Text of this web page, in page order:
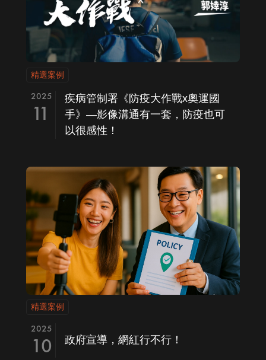
2025
11
疾病管制署《防疫大作戰x奧運國
手》—影像溝通有一套，防疫也可
以很感性！
精選案例
2025
10 政府宣導，網紅行不行！
精選案例